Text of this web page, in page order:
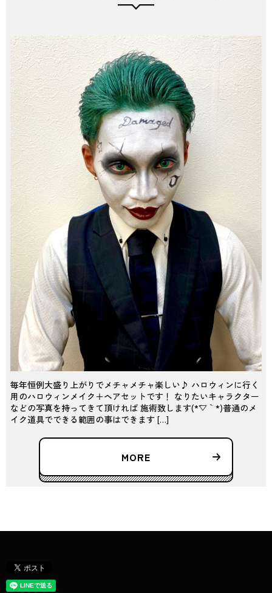
毎年恒例大盛り上がりでメチャメチャ楽しい♪ ハロウィンに行く
用のハロウィンメイク＋ヘアセットです！ なりたいキャラクター
などの写真を持ってきて頂ければ 施術致します(*´▽｀*)普通のメ
イク道具でできる範囲の事はできます […]
MORE